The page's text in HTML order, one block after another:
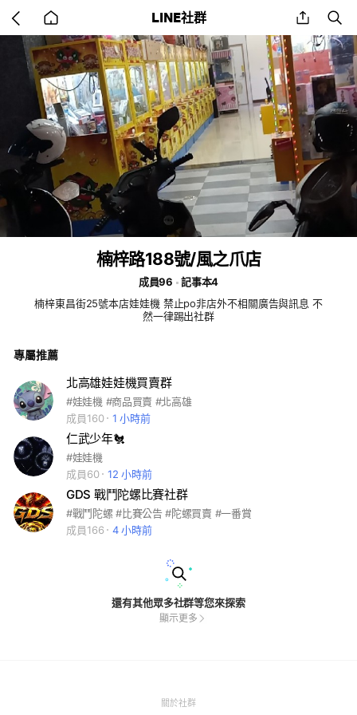
back
to
home
LINE社群 share
楠梓路188號/風之爪店
成員96
記事本4
楠梓東昌街25號本店娃娃機 禁止po非店外不相關廣告與訊息 不
然一律踢出社群
專屬推薦
北高雄娃娃機買賣群
#娃娃機 #商品買賣 #北高雄
成員160
1 小時前
仁武少年🐔
#娃娃機
成員60
12 小時前
GDS 戰鬥陀螺比賽社群
#戰鬥陀螺 #比賽公告 #陀螺買賣 #一番賞
成員166
4 小時前
還有其他眾多社群等您來探索
顯示更多
關於社群(Open